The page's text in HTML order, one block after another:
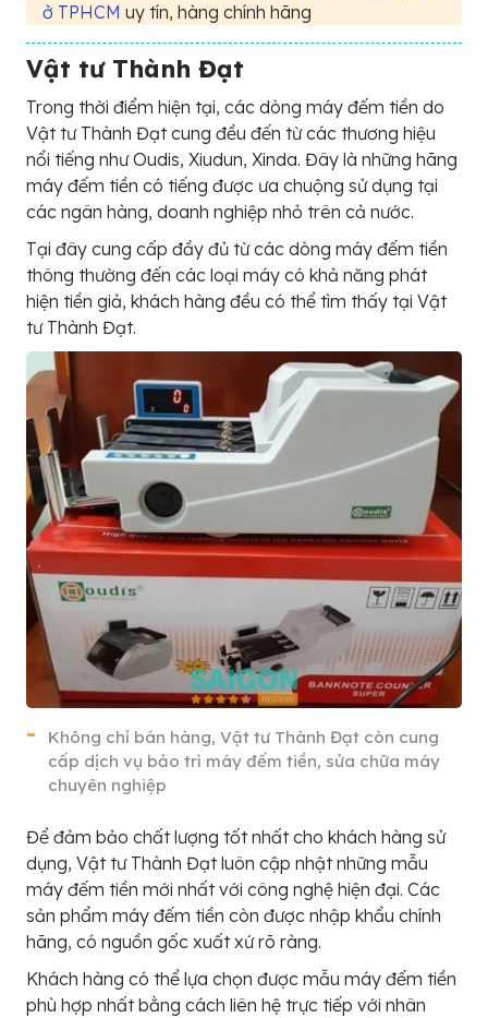
ở TPHCM uy tín, hàng chính hãng
Vật tư Thành Đạt
Trong thời điểm hiện tại, các dòng máy đếm tiền do
Vật tư Thành Đạt cung đều đến từ các thương hiệu
nổi tiếng như Oudis, Xiudun, Xinda. Đây là những hãng
máy đếm tiền có tiếng được ưa chuộng sử dụng tại
các ngân hàng, doanh nghiệp nhỏ trên cả nước.
Tại đây cung cấp đầy đủ từ các dòng máy đếm tiền
thông thường đến các loại máy có khả năng phát
hiện tiền giả, khách hàng đều có thể tìm thấy tại Vật
tư Thành Đạt.
Không chỉ bán hàng, Vật tư Thành Đạt còn cung
cấp dịch vụ bảo trì máy đếm tiền, sửa chữa máy
chuyên nghiệp
Để đảm bảo chất lượng tốt nhất cho khách hàng sử
dụng, Vật tư Thành Đạt luôn cập nhật những mẫu
máy đếm tiền mới nhất với công nghệ hiện đại. Các
sản phẩm máy đếm tiền còn được nhập khẩu chính
hãng, có nguồn gốc xuất xứ rõ ràng.
Khách hàng có thể lựa chọn được mẫu máy đếm tiền
phù hợp nhất bằng cách liên hệ trực tiếp với nhân